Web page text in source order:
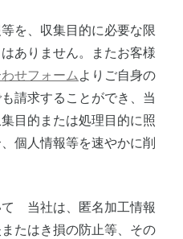
を、収集目的に必要な限
ありません。またお客様
せフォームよりご自身の
請求することができ、当
目的または処理目的に照
個人情報等を速やかに削
て 当社は、匿名加工情報
たはき損の防止等、その